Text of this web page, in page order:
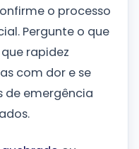
o processo
Pergunte o que
rapidez
com dor e se
de emergência